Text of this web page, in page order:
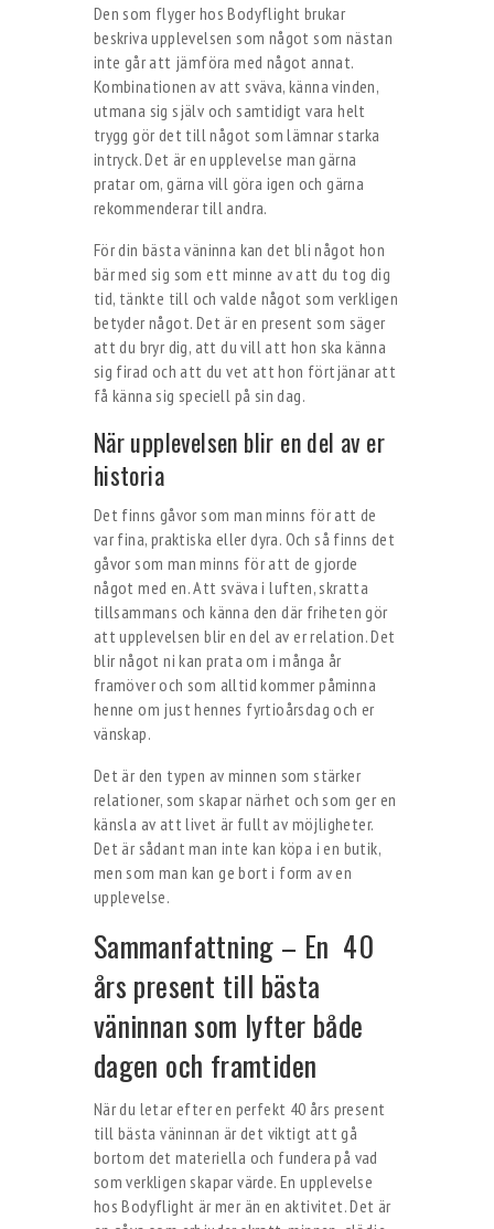
Den som flyger hos Bodyflight brukar
beskriva upplevelsen som något som nästan
inte går att jämföra med något annat.
Kombinationen av att sväva, känna vinden,
utmana sig själv och samtidigt vara helt
trygg gör det till något som lämnar starka
intryck. Det är en upplevelse man gärna
pratar om, gärna vill göra igen och gärna
rekommenderar till andra.
För din bästa väninna kan det bli något hon
bär med sig som ett minne av att du tog dig
tid, tänkte till och valde något som verkligen
betyder något. Det är en present som säger
att du bryr dig, att du vill att hon ska känna
sig firad och att du vet att hon förtjänar att
få känna sig speciell på sin dag.
När upplevelsen blir en del av er
historia
Det finns gåvor som man minns för att de
var fina, praktiska eller dyra. Och så finns det
gåvor som man minns för att de gjorde
något med en. Att sväva i luften, skratta
tillsammans och känna den där friheten gör
att upplevelsen blir en del av er relation. Det
blir något ni kan prata om i många år
framöver och som alltid kommer påminna
henne om just hennes fyrtioårsdag och er
vänskap.
Det är den typen av minnen som stärker
relationer, som skapar närhet och som ger en
känsla av att livet är fullt av möjligheter.
Det är sådant man inte kan köpa i en butik,
men som man kan ge bort i form av en
upplevelse.
Sammanfattning – En 40
års present till bästa
väninnan som lyfter både
dagen och framtiden
När du letar efter en perfekt 40 års present
till bästa väninnan är det viktigt att gå
bortom det materiella och fundera på vad
som verkligen skapar värde. En upplevelse
hos Bodyflight är mer än en aktivitet. Det är